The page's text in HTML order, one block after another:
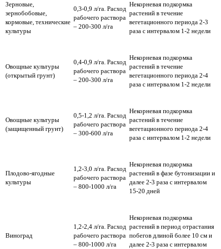
Зерновые,
зернобобовые,
кормовые, технические
культуры
0,3-0,9 л/га. Расход
рабочего раствора
– 200-300 л/га
Некорневая подкормка
растений в течение
вегетационного периода 2-3
раза с интервалом 1-2 недели
Овощные культуры
(открытый грунт)
0,4-0,9 л/га. Расход
рабочего раствора
– 200-300 л/га
Некорневая подкормка
растений в течение
вегетационного периода 2-4
раза с интервалом 1-2 недели
Овощные культуры
(защищенный грунт)
0,5-1,2 л/га. Расход
рабочего раствора
– 300-600 л/га
Некорневая подкормка
растений в течение
вегетационного периода 2-4
раза с интервалом 1-2 недели
Плодово-ягодные
культуры
1,2-3,0 л/га. Расход
рабочего раствора
– 800-1000 л/га
Некорневая подкормка
растений в фазе бутонизации и
далее 2-3 раза с интервалом
15-20 дней
Виноград
1,2-2,4 л/га. Расход
рабочего раствора
– 800-1000 л/га
Некорневая подкормка
растений в период отрастания
побегов длиной более 10 см и
далее 2-3 раза с интервалом